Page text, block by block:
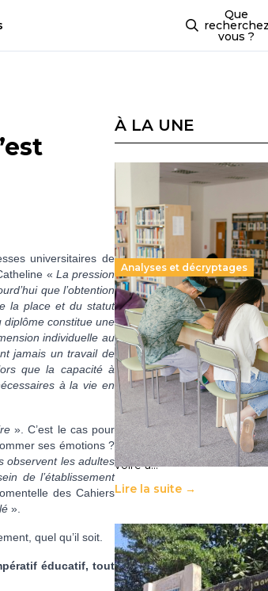
Que
recherchez
vous ?
universitaires de
« La pression
que l’obtention
la place et du statut
diplôme constitue une
individuelle au
jamais un travail de
que la capacité à
à la vie en
». C’est le cas pour
ses émotions ?
observent les adultes
de l’établissement
des Cahiers
».
quel qu’il soit.
éducatif, tout
À LA UNE
Analyses et décryptages
Supérieur privé : une
qui met à mal la
républicaine
11 juillet 2026- National
Le projet de loi sur la
l’enseignement supérieur
en lumière l’amplification
système qui relègue l’acte
pédagogique au
voire à…
Lire la suite →